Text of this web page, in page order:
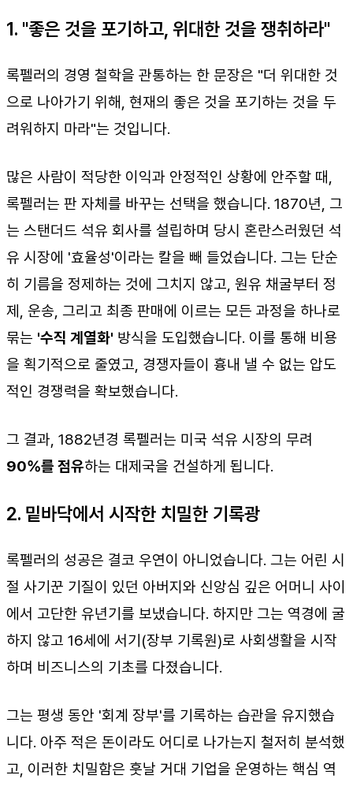
1. "좋은 것을 포기하고, 위대한 것을 쟁취하라"
록펠러의 경영 철학을 관통하는 한 문장은 "더 위대한 것
으로 나아가기 위해, 현재의 좋은 것을 포기하는 것을 두
려워하지 마라"는 것입니다.
많은 사람이 적당한 이익과 안정적인 상황에 안주할 때,
록펠러는 판 자체를 바꾸는 선택을 했습니다. 1870년, 그
는 스탠더드 석유 회사를 설립하며 당시 혼란스러웠던 석
유 시장에 '효율성'이라는 칼을 빼 들었습니다. 그는 단순
히 기름을 정제하는 것에 그치지 않고, 원유 채굴부터 정
제, 운송, 그리고 최종 판매에 이르는 모든 과정을 하나로
묶는 '수직 계열화' 방식을 도입했습니다. 이를 통해 비용
을 획기적으로 줄였고, 경쟁자들이 흉내 낼 수 없는 압도
적인 경쟁력을 확보했습니다.
그 결과, 1882년경 록펠러는 미국 석유 시장의 무려
90%를 점유하는 대제국을 건설하게 됩니다.
2. 밑바닥에서 시작한 치밀한 기록광
록펠러의 성공은 결코 우연이 아니었습니다. 그는 어린 시
절 사기꾼 기질이 있던 아버지와 신앙심 깊은 어머니 사이
에서 고단한 유년기를 보냈습니다. 하지만 그는 역경에 굴
하지 않고 16세에 서기(장부 기록원)로 사회생활을 시작
하며 비즈니스의 기초를 다졌습니다.
그는 평생 동안 '회계 장부'를 기록하는 습관을 유지했습
니다. 아주 적은 돈이라도 어디로 나가는지 철저히 분석했
고, 이러한 치밀함은 훗날 거대 기업을 운영하는 핵심 역